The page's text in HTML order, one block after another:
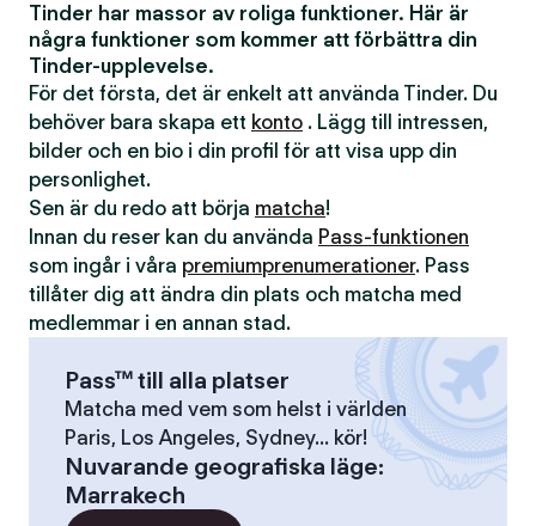
Tinder har massor av roliga funktioner. Här är
några funktioner som kommer att förbättra din
Tinder-upplevelse.
För det första, det är enkelt att använda Tinder. Du
behöver bara skapa ett konto . Lägg till intressen,
bilder och en bio i din profil för att visa upp din
personlighet.
Sen är du redo att börja matcha!
Innan du reser kan du använda Pass-funktionen
som ingår i våra premiumprenumerationer. Pass
tillåter dig att ändra din plats och matcha med
medlemmar i en annan stad.
Pass™ till alla platser
Matcha med vem som helst i världen
Paris, Los Angeles, Sydney... kör!
Nuvarande geografiska läge:
Marrakech